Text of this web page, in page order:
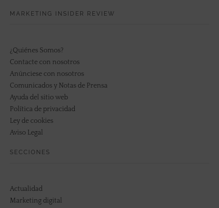
MARKETING INSIDER REVIEW
¿Quiénes Somos?
Contacte con nosotros
Anúnciese con nosotros
Comunicados y Notas de Prensa
Ayuda del sitio web
Política de privacidad
Ley de cookies
Aviso Legal
SECCIONES
Actualidad
Marketing digital